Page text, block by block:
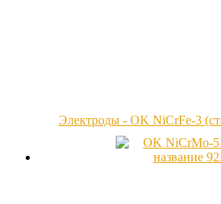
Электроды - OK NiCrFe-3